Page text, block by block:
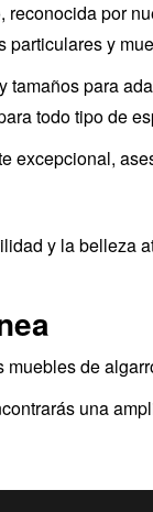
por
y
para
todo tipo de
y la belleza
de
una